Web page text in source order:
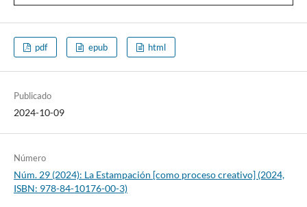
pdf epub html
Publicado
2024-10-09
Número
Núm. 29 (2024): La Estampación [como proceso creativo] (2024,
ISBN: 978-84-10176-00-3)